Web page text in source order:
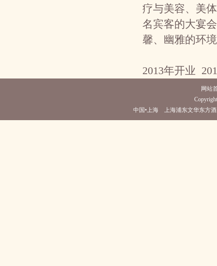
疗与美容、美
名宾客的大宴
馨、幽雅的环
2013年开业
网站
中国•上海 上海浦东文华东方酒